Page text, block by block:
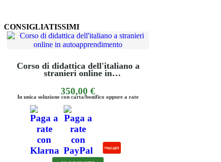
CONSIGLIATISSIMI
didattica dell'italiano a
online in
con carta/bonifico oppure a rate